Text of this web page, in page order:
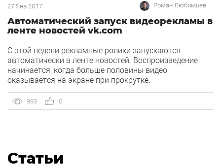
27 Янв 2017 Роман Любимцев
Автоматический запуск видеорекламы в
ленте новостей vk.com
C этой недели рекламные ролики запускаются
автоматически в ленте новостей. Воспроизведение
начинается, когда больше половины видео
оказывается на экране при прокрутке.
993 0
Статьи